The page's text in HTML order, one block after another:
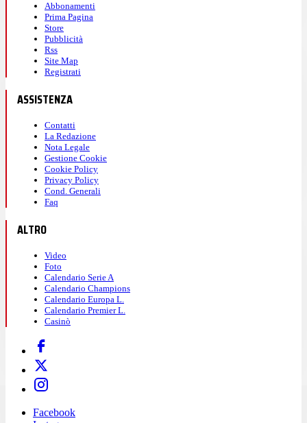
Abbonamenti
Prima Pagina
Store
Pubblicità
Rss
Site Map
Registrati
ASSISTENZA
Contatti
La Redazione
Nota Legale
Gestione Cookie
Cookie Policy
Privacy Policy
Cond. Generali
Faq
ALTRO
Video
Foto
Calendario Serie A
Calendario Champions
Calendario Europa L.
Calendario Premier L.
Casinò
Facebook